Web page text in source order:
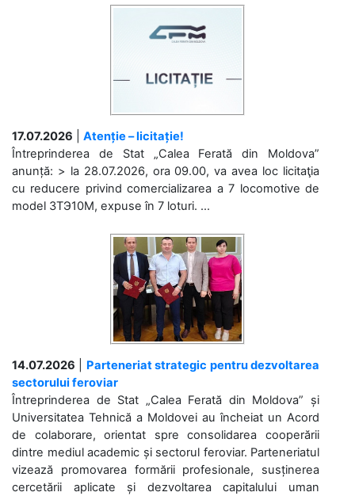
17.07.2026
Atenție – licitație!
Întreprinderea de Stat „Calea Ferată din Moldova”
anunță: > la 28.07.2026, ora 09.00, va avea loc licitaţia
cu reducere privind comercializarea a 7 locomotive de
model 3ТЭ10М, expuse în 7 loturi. ...
14.07.2026
Parteneriat strategic pentru dezvoltarea
sectorului feroviar
Întreprinderea de Stat „Calea Ferată din Moldova” și
Universitatea Tehnică a Moldovei au încheiat un Acord
de colaborare, orientat spre consolidarea cooperării
dintre mediul academic și sectorul feroviar. Parteneriatul
vizează promovarea formării profesionale, susținerea
cercetării aplicate și dezvoltarea capitalului uman